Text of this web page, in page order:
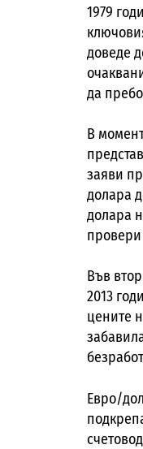
1979
доведе
да
В
заяви
долара
долара
Във
2013
цените
Евро/